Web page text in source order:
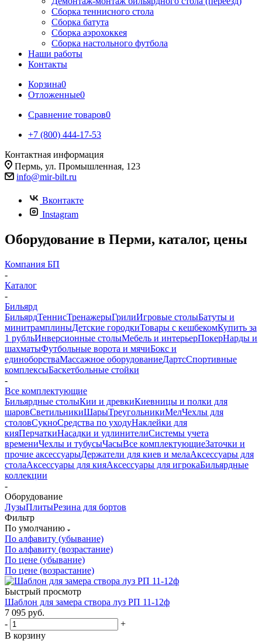
Сборка теннисного стола
Сборка батута
Сборка аэрохоккея
Сборка настольного футбола
Наши работы
Контакты
Корзина0
Отложенные0
Сравнение товаров0
+7 (800) 444-17-53
Контактная информация
Пермь, ул. Промышленная, 123
info@mir-bilt.ru
Вконтакте
Instagram
Оборудование в Перми, каталог, цены
Компания БП
-
Каталог
-
Бильярд
БильярдТеннисТренажерыГрилиИгровые столыБатуты и
минитрамплиныДетские городкиТовары с кешбекомКупить за
1 рубльИнверсионные столыМебель и интерьерПокерНарды и
шахматыФутбольные ворота и мячиБокс и
единоборстваМассажное оборудованиеДартсСпортивные
комплексыБаскетбольные стойки
-
Все комплектующие
Бильярдные столыКии и древкиКиевницы и полки для
шаровСветильникиШарыТреугольникиМелЧехлы для
столовСукноСредства по уходуНаклейки для
кияПерчаткиНасадки и удлинителиСистемы учета
времениЧехлы и тубусыЧасыВсе комплектующиеЗаточки и
прочие аксессуарыДержатели для киев и мелаАксессуары для
столаАксессуары для кияАксессуары для игрокаБильярдные
коллекции
-
Оборудование
ЛузыПлитыРезина для бортов
Фильтр
По умолчанию
По алфавиту (убывание)
По алфавиту (возрастание)
По цене (убывание)
По цене (возрастание)
Быстрый просмотр
Шаблон для замера створа луз РП 11-12ф
7 095 руб.
-
+
В корзину